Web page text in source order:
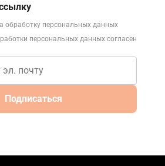
обработку персональных данных
персональных данных согласен
Подписаться